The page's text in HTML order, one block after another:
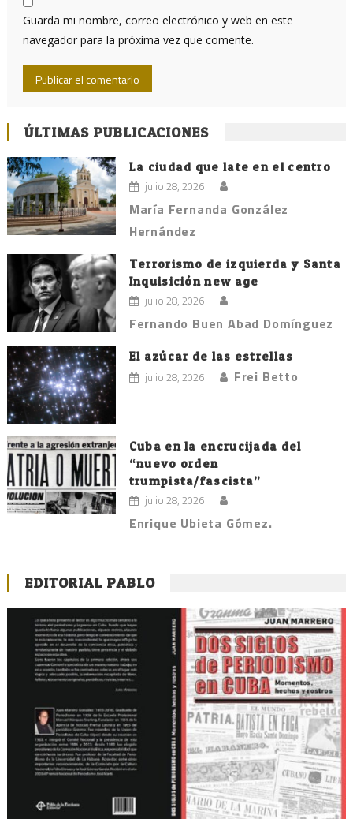
Guarda mi nombre, correo electrónico y web en este
navegador para la próxima vez que comente.
ÚLTIMAS PUBLICACIONES
La ciudad que late en el centro
julio 28, 2026
María Fernanda González
Hernández
Terrorismo de izquierda y Santa
Inquisición new age
julio 28, 2026
Fernando Buen Abad Domínguez
El azúcar de las estrellas
julio 28, 2026 Frei Betto
Cuba en la encrucijada del
“nuevo orden
trumpista/fascista”
julio 28, 2026
Enrique Ubieta Gómez.
EDITORIAL PABLO